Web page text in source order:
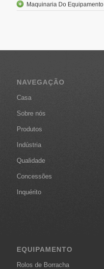
Maquinaria Do Equipamento
NAVEGAÇÃO
Casa
Sobre nós
Produtos
Indústria
Qualidade
Concessões
Inquérito
EQUIPAMENTO
Rolos de Borracha